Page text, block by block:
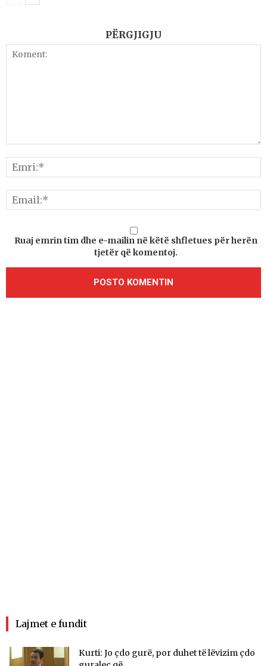
PËRGJIGJU
Ruaj emrin tim dhe e-mailin në këtë shfletues për herën
tjetër që komentoj.
Lajmet e fundit
Kurti: Jo çdo gurë, por duhet të lëvizim çdo